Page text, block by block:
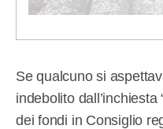
Se qualcuno si
indebolito
dei fondi in Consiglio